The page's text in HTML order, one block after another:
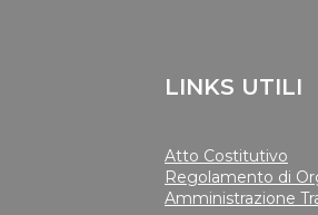
LINKS UTILI
Atto Costitutivo
Regolamento di
Amministrazione